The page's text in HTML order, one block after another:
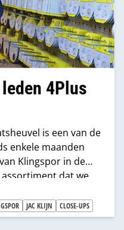
4Plus
is een van de
enkele maanden
Klingspor in de
assortiment dat we
op de behoefte en
Jac Klijn.
en die leveren we
JAC KLIJN CLOSE-UPS